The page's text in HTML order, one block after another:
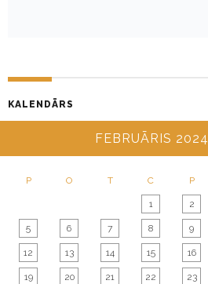
G
A
T
O
N
KALENDĀRS
FEBRUĀRIS 2024
P O T C P
1 2
5 6 7 8 9
12 13 14 15 16
19 20 21 22 23